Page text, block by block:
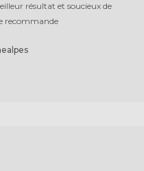
résultat et soucieux de
recommande